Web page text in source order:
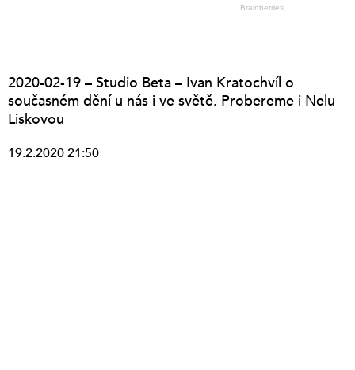
2020-02-19 – Studio Beta – Ivan Kratochvíl o
současném dění u nás i ve světě. Probereme i Nelu
Liskovou
19.2.2020 21:50